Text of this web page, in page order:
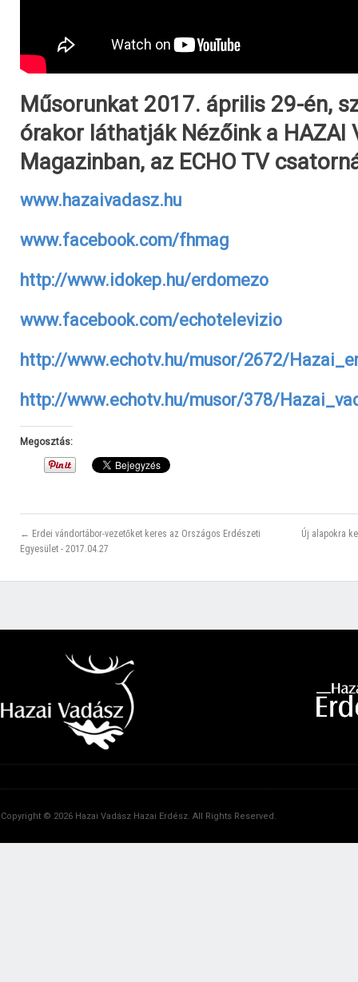
Műsorunkat 2017. április 29-én,
órakor láthatják Nézőink a HAZAI
Magazinban, az ECHO TV
www.hazaivadasz.hu
www.facebook.com/fhmag
http://www.idokep.hu/erdomezo
www.facebook.com/echotelevizio
http://www.echotv.hu/musor/2672/
http://www.echotv.hu/musor/378/
Megosztás:
← Erdei vándortábor-vezetőket keres az Országos Erdészeti
Egyesület - 2017.04.27
Új alapokra
Copyright © 2026 Hazai Vadász Hazai Erdész. All Rights Reserved.